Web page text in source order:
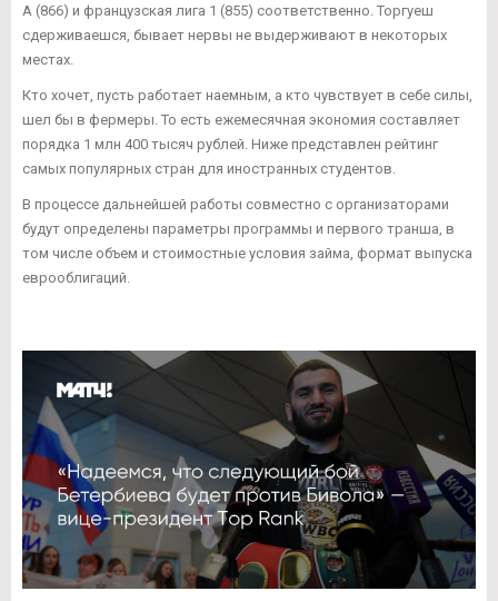
А (866) и французская лига 1 (855) соответственно. Торгуеш
сдерживаешся, бывает нервы не выдерживают в некоторых
местах.
Кто хочет, пусть работает наемным, а кто чувствует в себе силы,
шел бы в фермеры. То есть ежемесячная экономия составляет
порядка 1 млн 400 тысяч рублей. Ниже представлен рейтинг
самых популярных стран для иностранных студентов.
В процессе дальнейшей работы совместно с организаторами
будут определены параметры программы и первого транша, в
том числе объем и стоимостные условия займа, формат выпуска
еврооблигаций.